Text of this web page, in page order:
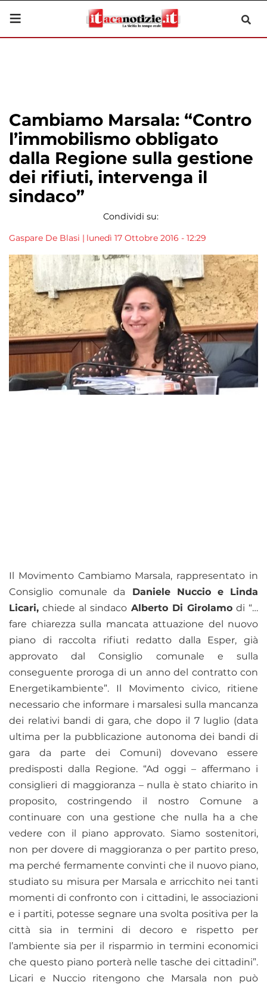
Cambiamo Marsala: “Contro
l’immobilismo obbligato
dalla Regione sulla gestione
dei rifiuti, intervenga il
sindaco”
Condividi su:
Gaspare De Blasi | lunedì 17 Ottobre 2016 - 12:29
Il Movimento Cambiamo Marsala, rappresentato in
Consiglio comunale da Daniele Nuccio e Linda
Licari, chiede al sindaco Alberto Di Girolamodi “…
fare chiarezza sulla mancata attuazione del nuovo
piano di raccolta rifiuti redatto dalla Esper, già
approvato dal Consiglio comunale e sulla
conseguente proroga di un anno del contratto con
Energetikambiente”. Il Movimento civico, ritiene
necessario che informare i marsalesi sulla mancanza
dei relativi bandi di gara, che dopo il 7 luglio (data
ultima per la pubblicazione autonoma dei bandi di
gara da parte dei Comuni) dovevano essere
predisposti dalla Regione. “Ad oggi – affermano i
consiglieri di maggioranza – nulla è stato chiarito in
proposito, costringendo il nostro Comune a
continuare con una gestione che nulla ha a che
vedere con il piano approvato. Siamo sostenitori,
non per dovere di maggioranza o per partito preso,
ma perché fermamente convinti che il nuovo piano,
studiato su misura per Marsala e arricchito nei tanti
momenti di confronto con i cittadini, le associazioni
e i partiti, potesse segnare una svolta positiva per la
città sia in termini di decoro e rispetto per
l’ambiente sia per il risparmio in termini economici
che questo piano porterà nelle tasche dei cittadini”.
Licari e Nuccio ritengono che Marsala non può